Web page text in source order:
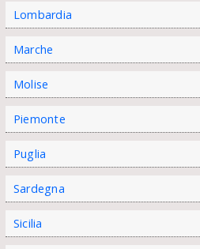
Lombardia
Marche
Molise
Piemonte
Puglia
Sardegna
Sicilia